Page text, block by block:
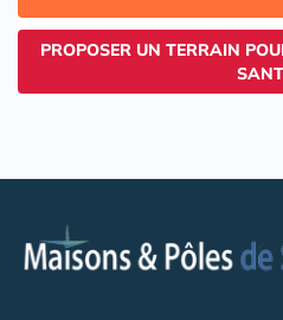
PROPOSER UN TERRAIN